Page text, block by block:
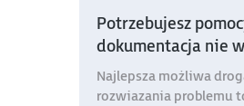
Potrzebujesz
dokumentacja nie
Najlepsza możliwa
rozwiazania problemu